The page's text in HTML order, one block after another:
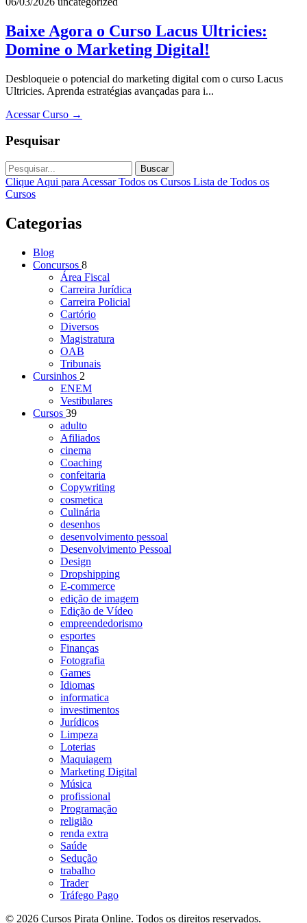
Baixe Agora o Curso Lacus Ultricies:
Domine o Marketing Digital!
Desbloqueie o potencial do marketing digital com o curso Lacus
Ultricies. Aprenda estratégias avançadas para i...
Acessar Curso →
Pesquisar
Buscar
Clique Aqui para Acessar Todos os Cursos Lista de Todos os
Cursos
Categorias
Blog
Concursos 8
Área Fiscal
Carreira Jurídica
Carreira Policial
Cartório
Diversos
Magistratura
OAB
Tribunais
Cursinhos 2
ENEM
Vestibulares
Cursos 39
adulto
Afiliados
cinema
Coaching
confeitaria
Copywriting
cosmetica
Culinária
desenhos
desenvolvimento pessoal
Desenvolvimento Pessoal
Design
Dropshipping
E-commerce
edição de imagem
Edição de Vídeo
empreendedorismo
esportes
Finanças
Fotografia
Games
Idiomas
informatica
investimentos
Jurídicos
Limpeza
Loterias
Maquiagem
Marketing Digital
Música
profissional
Programação
religião
renda extra
Saúde
Sedução
trabalho
Trader
Tráfego Pago
© 2026 Cursos Pirata Online. Todos os direitos reservados.